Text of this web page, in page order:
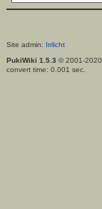
Site admin: Irrlicht
PukiWiki 1.5.3 © 2001-2020
convert time: 0.001 sec.